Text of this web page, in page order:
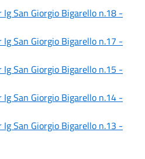
San Giorgio Bigarello n.18 -
San Giorgio Bigarello n.17 -
San Giorgio Bigarello n.15 -
San Giorgio Bigarello n.14 -
San Giorgio Bigarello n.13 -